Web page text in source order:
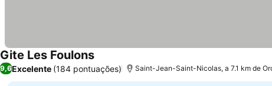
Gite Les Foulons
9,6Excelente (184 pontuações) Saint-Jean-Saint-Nicolas, a 7.1 km de